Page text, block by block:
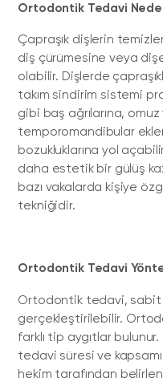
Ortodontik Tedavi
Çapraşık dişlerin
diş çürümesine veya
olabilir. Dişlerde
takım sindirim sistemi
gibi baş ağrılarına, omuz
temporomandibular
bozukluklarına yol
daha estetik bir gülüş
bazı vakalarda kişiye
tekniğidir.
Ortodontik Tedavi
Ortodontik tedavi, sabit
gerçekleştirilebilir.
farklı tip aygıtlar
tedavi süresi ve
hekim tarafından